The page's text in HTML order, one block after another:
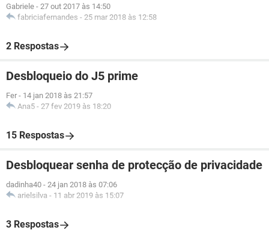
Gabriele - 27 out 2017 às 14:50
fabriciafernandes - 25 mar 2018 às 12:58
2 Respostas
Desbloqueio do J5 prime
Fer - 14 jan 2018 às 21:57
Ana5 - 27 fev 2019 às 18:20
15 Respostas
Desbloquear senha de protecção de privacidade
dadinha40 - 24 jan 2018 às 07:06
arielsilva - 11 abr 2019 às 15:07
3 Respostas